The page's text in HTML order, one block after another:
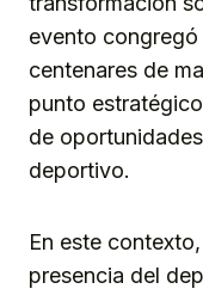
evento congregó
centenares de
punto
de
deportivo.
En este
presencia del